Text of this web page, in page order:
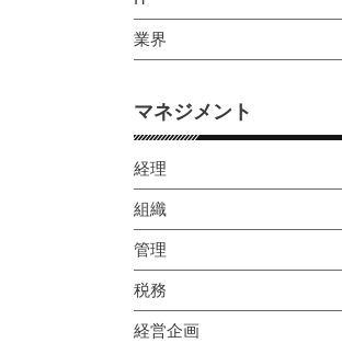
業界
マネジメント
経理
組織
管理
税務
経営企画